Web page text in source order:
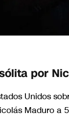
por
Unidos
Maduro a